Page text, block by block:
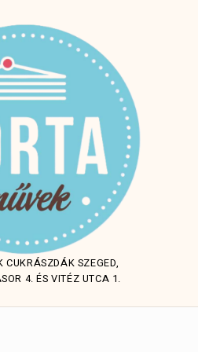
CUKRÁSZDÁK SZEGED,
4. ÉS VITÉZ UTCA 1.